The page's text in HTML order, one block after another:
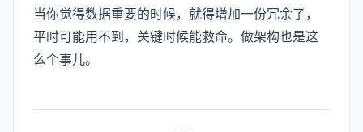
当你觉得数据重要的时候，就得增加一份冗余了，
平时可能用不到，关键时候能救命。做架构也是这
么个事儿。